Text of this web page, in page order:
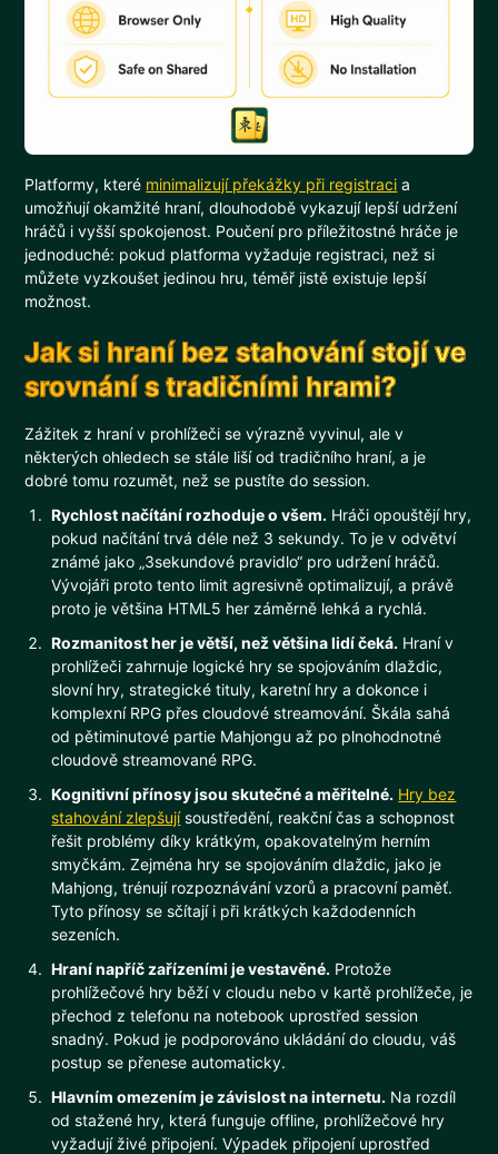
Platformy, které minimalizují překážky při registraci a
umožňují okamžité hraní, dlouhodobě vykazují lepší udržení
hráčů i vyšší spokojenost. Poučení pro příležitostné hráče je
jednoduché: pokud platforma vyžaduje registraci, než si
můžete vyzkoušet jedinou hru, téměř jistě existuje lepší
možnost.
Jak si hraní bez stahování stojí ve
srovnání s tradičními hrami?
Zážitek z hraní v prohlížeči se výrazně vyvinul, ale v
některých ohledech se stále liší od tradičního hraní, a je
dobré tomu rozumět, než se pustíte do session.
Rychlost načítání rozhoduje o všem. Hráči opouštějí hry,
pokud načítání trvá déle než 3 sekundy. To je v odvětví
známé jako „3sekundové pravidlo“ pro udržení hráčů.
Vývojáři proto tento limit agresivně optimalizují, a právě
proto je většina HTML5 her záměrně lehká a rychlá.
Rozmanitost her je větší, než většina lidí čeká. Hraní v
prohlížeči zahrnuje logické hry se spojováním dlaždic,
slovní hry, strategické tituly, karetní hry a dokonce i
komplexní RPG přes cloudové streamování. Škála sahá
od pětiminutové partie Mahjongu až po plnohodnotné
cloudově streamované RPG.
Kognitivní přínosy jsou skutečné a měřitelné. Hry bez
stahování zlepšujísoustředění, reakční čas a schopnost
řešit problémy díky krátkým, opakovatelným herním
smyčkám. Zejména hry se spojováním dlaždic, jako je
Mahjong, trénují rozpoznávání vzorů a pracovní paměť.
Tyto přínosy se sčítají i při krátkých každodenních
sezeních.
Hraní napříč zařízeními je vestavěné. Protože
prohlížečové hry běží v cloudu nebo v kartě prohlížeče, je
přechod z telefonu na notebook uprostřed session
snadný. Pokud je podporováno ukládání do cloudu, váš
postup se přenese automaticky.
Hlavním omezením je závislost na internetu. Na rozdíl
od stažené hry, která funguje offline, prohlížečové hry
vyžadují živé připojení. Výpadek připojení uprostřed